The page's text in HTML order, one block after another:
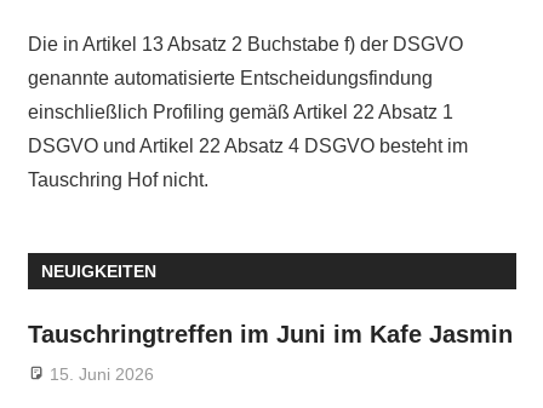
Die in Artikel 13 Absatz 2 Buchstabe f) der DSGVO
genannte automatisierte Entscheidungsfindung
einschließlich Profiling gemäß Artikel 22 Absatz 1
DSGVO und Artikel 22 Absatz 4 DSGVO besteht im
Tauschring Hof nicht.
NEUIGKEITEN
Tauschringtreffen im Juni im Kafe Jasmin
15. Juni 2026